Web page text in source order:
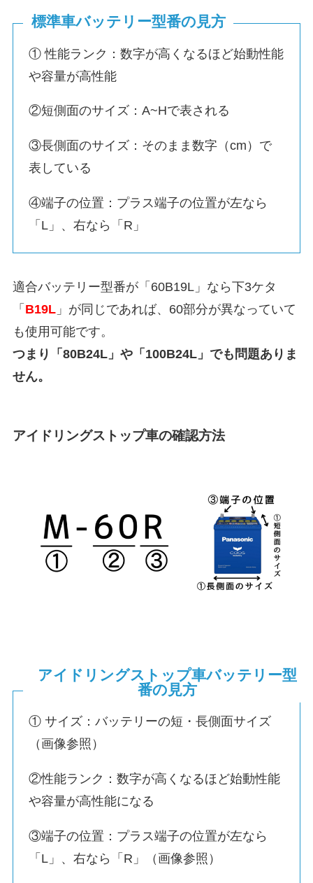
標準車バッテリー型番の見方
① 性能ランク：数字が高くなるほど始動性能
や容量が高性能
②短側面のサイズ：A~Hで表される
③長側面のサイズ：そのまま数字（cm）で
表している
④端子の位置：プラス端子の位置が左なら
「L」、右なら「R」
適合バッテリー型番が「60B19L」なら下3ケタ
「 B19L」が同じであれば、60部分が異なっていて
も使用可能です。
つまり「80B24L」や「100B24L」でも問題ありま
せん。
アイドリングストップ車の確認方法
アイドリングストップ車バッテリー型
番の見方
① サイズ：バッテリーの短・長側面サイズ
（画像参照）
②性能ランク：数字が高くなるほど始動性能
や容量が高性能になる
③端子の位置：プラス端子の位置が左なら
「L」、右なら「R」（画像参照）